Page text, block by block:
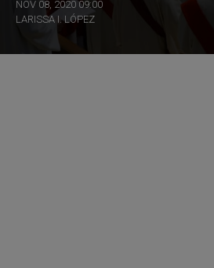
NOV 08, 2020 09:00
LARISSA I. LÓPEZ